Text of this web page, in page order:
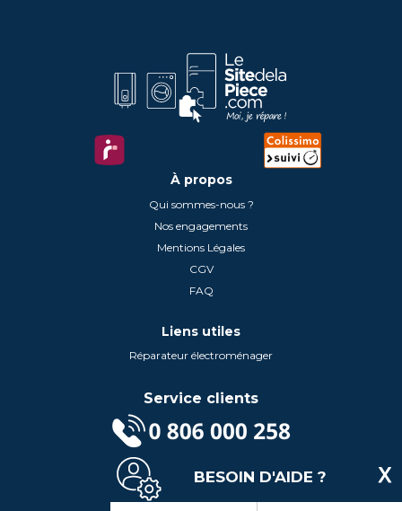
À propos
Qui sommes-nous ?
Nos engagements
Mentions Légales
CGV
FAQ
Liens utiles
Réparateur électroménager
Service clients
(Service gratuit + prix d'un appel local)
Lundi au Vendredi de 9h à 18h
Contactez-Nous
BESOIN D'AIDE ?